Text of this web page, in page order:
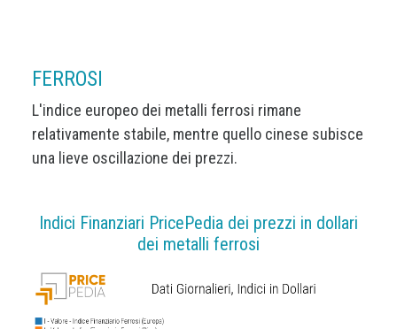
FERROSI
L'indice europeo dei metalli ferrosi rimane
relativamente stabile, mentre quello cinese subisce
una lieve oscillazione dei prezzi.
Indici Finanziari PricePedia dei prezzi in dollari
dei metalli ferrosi